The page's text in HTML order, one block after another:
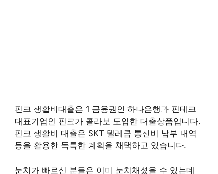
핀크 생활비대출은 1 금융권인 하나은행과 핀테크
대표기업인 핀크가 콜라보 도입한 대출상품입니다.
핀크 생활비 대출은 SKT 텔레콤 통신비 납부 내역
등을 활용한 독특한 계획을 채택하고 있습니다.
눈치가 빠르신 분들은 이미 눈치채셨을 수 있는데